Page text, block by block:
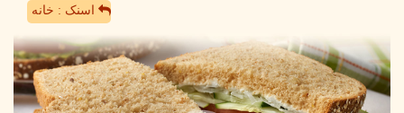
اسنک : خانه